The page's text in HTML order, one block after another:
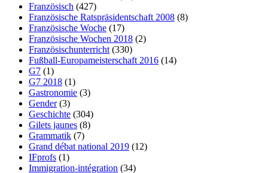
Französisch (427)
Französische Ratspräsidentschaft 2008 (8)
Französische Woche (17)
Französische Wochen 2018 (2)
Französischunterricht (330)
Fußball-Europameisterschaft 2016 (14)
G7 (1)
G7 2018 (1)
Gastronomie (3)
Gender(3)
Geschichte (304)
Gilets jaunes (8)
Grammatik (7)
Grand débat national 2019 (12)
IFprofs (1)
Immigration-intégration (34)